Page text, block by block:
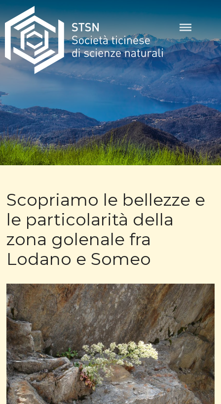
Skip
to
content
Scopriamo le bellezze e
le particolarità della
zona golenale fra
Lodano e Someo